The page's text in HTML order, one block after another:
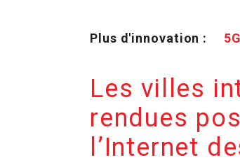
Plus d'innovation : 5G
Les villes
rendues
l’Internet